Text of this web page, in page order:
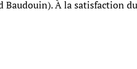
Baudouin). À la satisfaction